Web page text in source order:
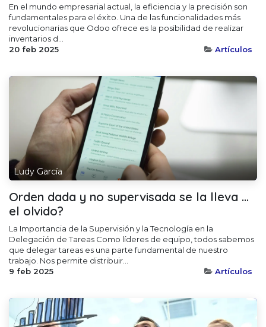
En el mundo empresarial actual, la eficiencia y la precisión son
fundamentales para el éxito. Una de las funcionalidades más
revolucionarias que Odoo ofrece es la posibilidad de realizar
inventarios d...
20 feb 2025
Artículos
Ludy García
Orden dada y no supervisada se la lleva ...
el olvido?
La Importancia de la Supervisión y la Tecnología en la
Delegación de Tareas Como líderes de equipo, todos sabemos
que delegar tareas es una parte fundamental de nuestro
trabajo. Nos permite distribuir...
9 feb 2025
Artículos